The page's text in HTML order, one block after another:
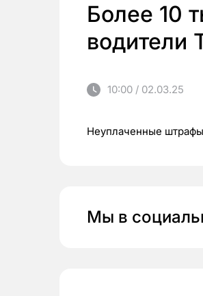
Более 10
водители
10:00 / 02.03.25
Неуплаченные
Мы в